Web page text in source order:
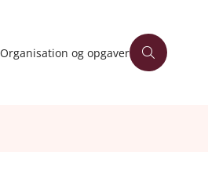
Organisation og opgaver